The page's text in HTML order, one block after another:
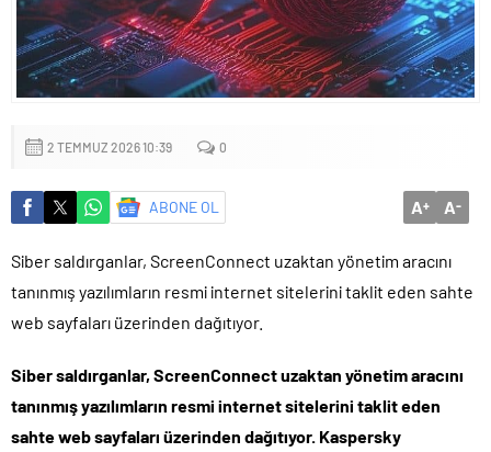
2 TEMMUZ 2026 10:39 0
ABONE OL A+ A-
Siber saldırganlar, ScreenConnect uzaktan yönetim aracını
tanınmış yazılımların resmi internet sitelerini taklit eden sahte
web sayfaları üzerinden dağıtıyor.
Siber saldırganlar, ScreenConnect uzaktan yönetim aracını
tanınmış yazılımların resmi internet sitelerini taklit eden
sahte web sayfaları üzerinden dağıtıyor. Kaspersky